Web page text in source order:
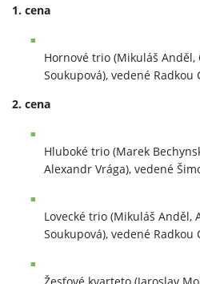
1. cena
Hornové trio (Mikuláš Anděl,
Soukupová), vedené Radkou
2. cena
Hluboké trio (Marek
Alexandr Vrága), vedené
Lovecké trio (Mikuláš Anděl,
Soukupová), vedené Radkou